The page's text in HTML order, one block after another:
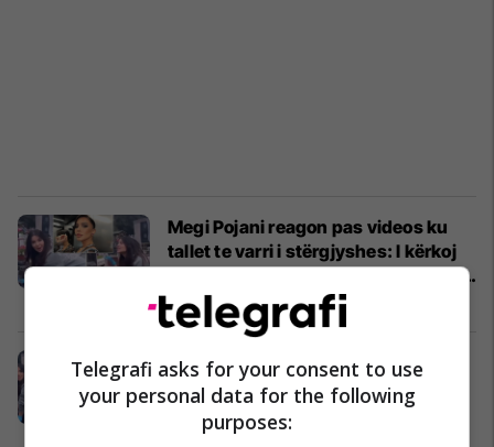
Megi Pojani reagon pas videos ku
tallet te varri i stërgjyshes: I kërkoj
të jetë fyer nga veprimi im i pamatur
Yjet 24/04/2023
Rozana Radi për videon e Megit në
varreza: Më ka shokuar, mendoj që
24/04/2023
Telegrafi asks for your consent to use
your personal data for the following
purposes: